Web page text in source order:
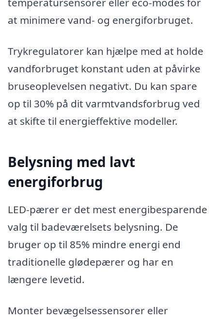
at minimere vand- og energiforbruget.
Trykregulatorer kan hjælpe med at holde
vandforbruget konstant uden at påvirke
bruseoplevelsen negativt. Du kan spare
op til 30% på dit varmtvandsforbrug ved
at skifte til energieffektive modeller.
Belysning med lavt
energiforbrug
LED-pærer er det mest energibesparende
valg til badeværelsets belysning. De
bruger op til 85% mindre energi end
traditionelle glødepærer og har en
længere levetid.
Monter bevægelsessensorer eller